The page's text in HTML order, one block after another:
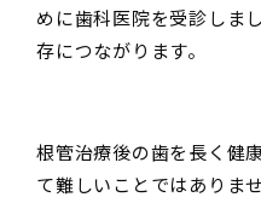
めに歯科医院を受診しま
存につながります。
根管治療後の歯を長く健
て難しいことではありま